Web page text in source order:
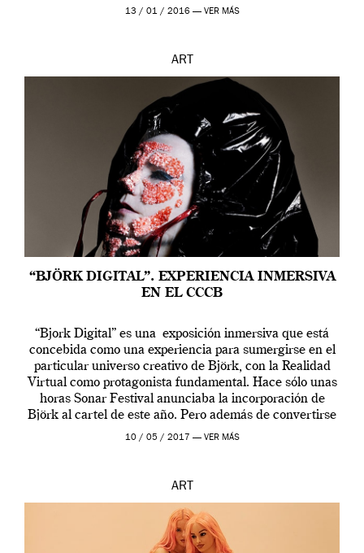
contarnos una […]
13 / 01 / 2016 — VER MÁS
ART
“BJÖRK DIGITAL”. EXPERIENCIA INMERSIVA
EN EL CCCB
“Bjork Digital” es una exposición inmersiva que está
concebida como una experiencia para sumergirse en el
particular universo creativo de Björk, con la Realidad
Virtual como protagonista fundamental. Hace sólo unas
horas Sonar Festival anunciaba la incorporación de
Björk al cartel de este año. Pero además de convertirse
en una de las actuaciones más relevantes […]
10 / 05 / 2017 — VER MÁS
ART